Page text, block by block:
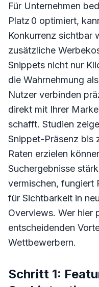
Für Unternehmen
Platz 0 optimiert,
Konkurrenz sichtbar
zusätzliche
Snippets nicht nur
die Wahrnehmung
Nutzer verbinden
direkt mit Ihrer
schafft. Studien
Snippet-Präsenz bis
Raten erzielen
Suchergebnisse
vermischen, fungiert
für Sichtbarkeit in
Overviews. Wer hier
entscheidenden
Wettbewerbern.
Schritt 1: